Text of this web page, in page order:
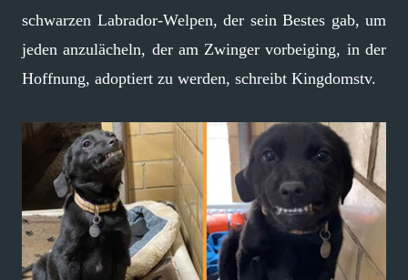
schwarzen Labrador-Welpen, der sein Bestes gab, um
jeden anzulächeln, der am Zwinger vorbeiging, in der
Hoffnung, adoptiert zu werden, schreibt Kingdomstv.